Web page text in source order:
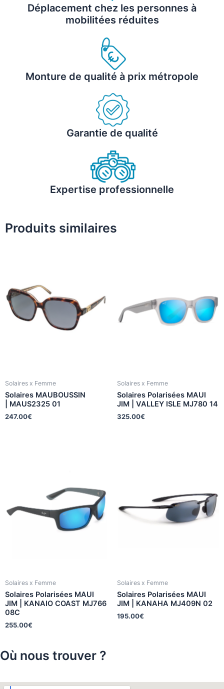
Déplacement chez les personnes à
mobilitées réduites
Monture de qualité à prix métropole
Garantie de qualité
Expertise professionnelle
Produits similaires
Solaires x Femme
Solaires MAUBOUSSIN
| MAUS2325 01
247.00€
Solaires x Femme
Solaires Polarisées MAUI
JIM | VALLEY ISLE MJ780 14
325.00€
Solaires x Femme
Solaires Polarisées MAUI
JIM | KANAIO COAST MJ766
08C
255.00€
Solaires x Femme
Solaires Polarisées MAUI
JIM | KANAHA MJ409N 02
195.00€
Où nous trouver ?